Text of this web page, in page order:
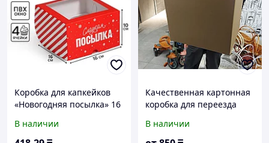
Коробка для капкейков
«Новогодняя посылка» 16
В наличии
Качественная картонная
коробка для переезда
Посылка. Гофрокартон.
Гофротара. Ozon.
В наличии